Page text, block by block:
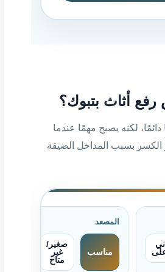
أثاث بتبوك؟
لكنه يصبح مهمًا عندما
بسبب المداخل الضيقة
المصعد
مناسب
صغير/
غير
متاح